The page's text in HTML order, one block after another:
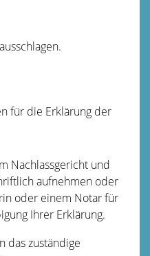
für die Erklärung der
Nachlassgericht und
aufnehmen oder
oder einem Notar für
Ihrer Erklärung.
das zuständige